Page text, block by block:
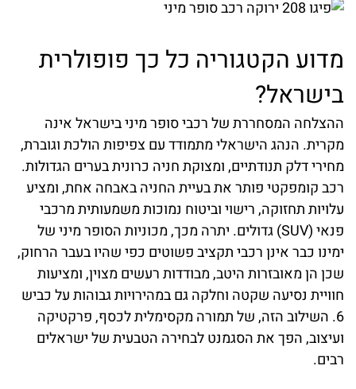
מדוע הקטגוריה כל כך פופולרית
בישראל?
ההצלחה המסחררת של רכבי סופר מיני בישראל אינה
מקרית. הנהג הישראלי מתמודד עם צפיפות הולכת וגוברת,
מחירי דלק תנודתיים, ומצוקת חניה כרונית בערים הגדולות.
רכב קומפקטי פותר את בעיית החניה באבחה אחת, ומציע
עלויות תחזוקה, רישוי וביטוח נמוכות משמעותית מרכבי
פנאי (SUV) גדולים. יתרה מכך, מכוניות הסופר מיני של
ימינו כבר אינן רכבי תקציב פשוטים כפי שהיו בעבר הרחוק,
שכן הן מאובזרות היטב, מבודדות רעשים מצוין, ומציעות
חוויית נסיעה שקטה וחלקה גם במהירויות גבוהות על כביש
6. השילוב הזה, של תמורה מקסימלית לכסף, פרקטיקה
ועיצוב, הפך את הסגמנט לבחירה הטבעית של ישראלים
רבים.